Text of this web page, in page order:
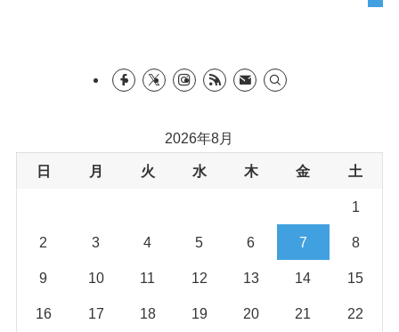
2026年8月
日 月 火 水 木 金 土
1
2 3 4 5 6 7 8
9 10 11 12 13 14 15
16 17 18 19 20 21 22